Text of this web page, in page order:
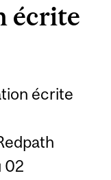
écrite
écrite
02